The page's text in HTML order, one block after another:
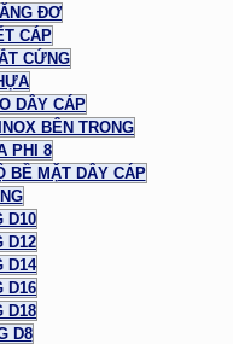
ĐƠ
CÁP
CỨNG
DÂY CÁP
BÊN TRONG
PHI 8
BỀ MẶT DÂY CÁP
D10
D12
D14
D16
D18
D8